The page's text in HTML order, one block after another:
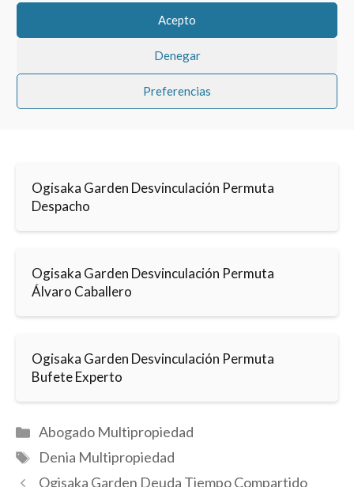
Acepto
Denegar
Preferencias
Ogisaka Garden Desvinculación Permuta
Despacho
Ogisaka Garden Desvinculación Permuta
Álvaro Caballero
Ogisaka Garden Desvinculación Permuta
Bufete Experto
Categorías
Abogado Multipropiedad
Etiquetas
Denia Multipropiedad
Ogisaka Garden Deuda Tiempo Compartido